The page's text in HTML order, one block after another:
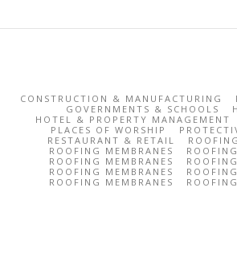
CONSTRUCTION & MANUFACTURING
GOVERNMENTS & SCHOOLS
HOTEL & PROPERTY MANAGEMENT
PLACES OF WORSHIP
RESTAURANT & RETAIL
ROOFING MEMBRANES
ROOFING MEMBRANES
ROOFING MEMBRANES
ROOFING MEMBRANES